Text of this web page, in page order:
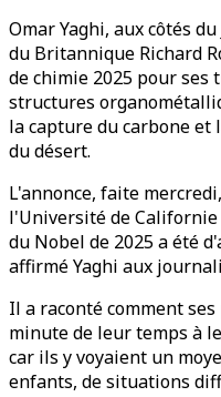
Omar Yaghi, aux côtés
du Britannique Richard
de chimie 2025 pour
structures
la capture du carbone
du désert.
L'annonce, faite
l'Université de
du Nobel de 2025 a été
affirmé Yaghi aux
Il a raconté comment
minute de leur temps à
car ils y voyaient un
enfants, de situations